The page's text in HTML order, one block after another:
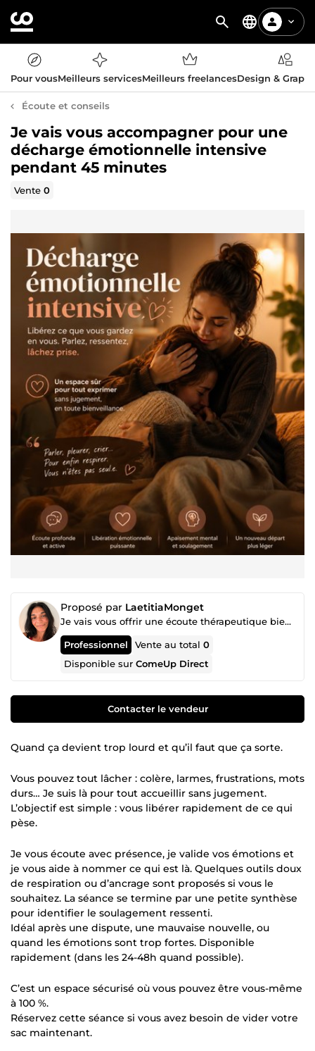
Pour vousMeilleurs servicesMeilleurs freelancesDesign &
Écoute et conseils
Je vais vous accompagner pour une
décharge émotionnelle intensive
pendant 45 minutes
Vente0
Proposé par LaetitiaMonget
Je vais vous offrir une écoute thérapeutique bienveillante en tant que thérapeute (séance 30-60 min)
Professionnel Vente au total0
Disponible surComeUp Direct
Contacter le vendeur
Quand ça devient trop lourd et qu’il faut que ça sorte.
Vous pouvez tout lâcher : colère, larmes, frustrations, mots
durs… Je suis là pour tout accueillir sans jugement.
L’objectif est simple : vous libérer rapidement de ce qui
pèse.
Je vous écoute avec présence, je valide vos émotions et
je vous aide à nommer ce qui est là. Quelques outils doux
de respiration ou d’ancrage sont proposés si vous le
souhaitez. La séance se termine par une petite synthèse
pour identifier le soulagement ressenti.
Idéal après une dispute, une mauvaise nouvelle, ou
quand les émotions sont trop fortes. Disponible
rapidement (dans les 24-48h quand possible).
C’est un espace sécurisé où vous pouvez être vous-même
à 100 %.
Réservez cette séance si vous avez besoin de vider votre
sac maintenant.